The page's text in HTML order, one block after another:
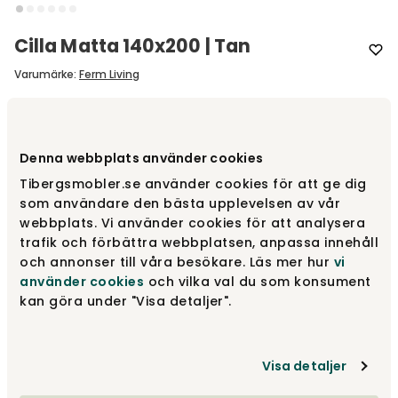
Denna webbplats använder cookies
Tibergsmobler.se använder cookies för att ge dig
som användare den bästa upplevelsen av vår
webbplats. Vi använder cookies för att analysera
trafik och förbättra webbplatsen, anpassa innehåll
och annonser till våra besökare. Läs mer hur vi
använder cookies och vilka val du som konsument
kan göra under "Visa detaljer".
Visa detaljer
Cilla Matta 140x200 | Tan
Varumärke: Ferm Living
140x200 cm 4 999 kr
170x240 cm 7 029 kr